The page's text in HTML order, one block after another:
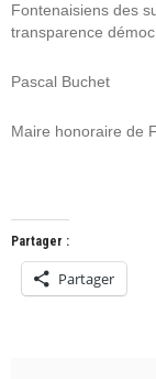
Fontenaisiens des
transparence
Pascal Buchet
Maire honoraire de
Partager :
Partager